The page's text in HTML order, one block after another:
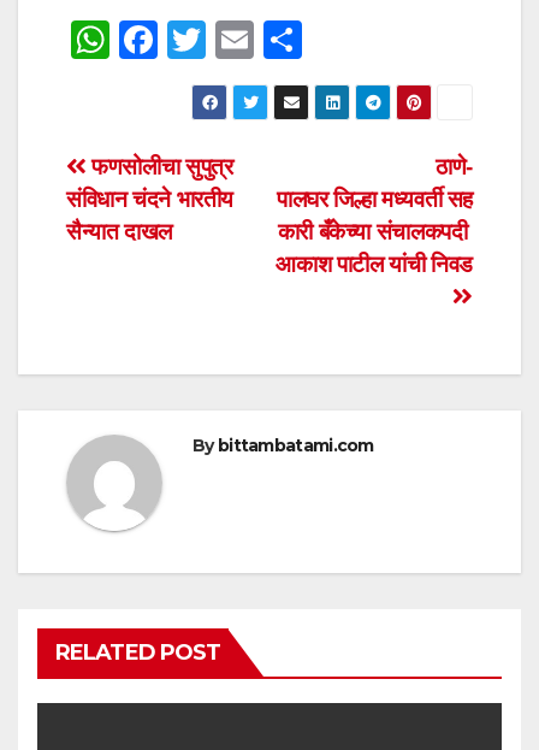
W
s
A
p
F
e
b
o
T
wi
tt
er
E
m
ail
h
ar
Post
navigation
ठाणे-
पालघर जिल्हा मध्यवर्ती सह
कारी बँकेच्या संचालकपदी
आकाश पाटील यांची निवड
फणसोलीचा सुपुत्र
संविधान चंदने भारतीय
सैन्यात दाखल
By bittambatami.com
RELATED POST